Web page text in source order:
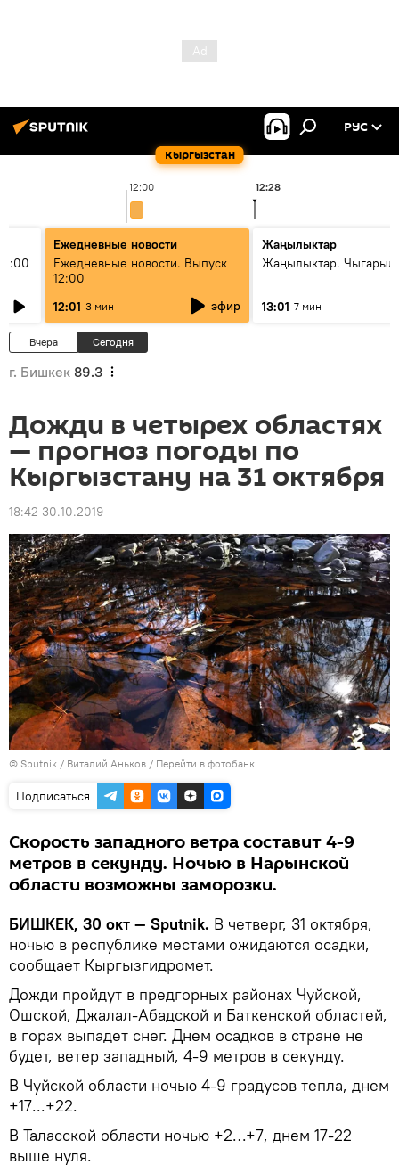
Кыргызстан
РУС
12:00 12:28
Ежедневные новости
Ежедневные новости. Выпуск
12:00
12:01 3 мин эфир
Жаңылыктар
Жаңылыктар.
13:01 7 мин
Вчера Сегодня
г. Бишкек 89.3
Дожди в четырех областях
— прогноз погоды по
Кыргызстану на 31 октября
18:42 30.10.2019
© Sputnik / Виталий Аньков / Перейти в фотобанк
Подписаться
Скорость западного ветра составит 4-9
метров в секунду. Ночью в Нарынской
области возможны заморозки.
БИШКЕК, 30 окт — Sputnik. В четверг, 31 октября,
ночью в республике местами ожидаются осадки,
сообщает Кыргызгидромет.
Дожди пройдут в предгорных районах Чуйской,
Ошской, Джалал-Абадской и Баткенской областей,
в горах выпадет снег. Днем осадков в стране не
будет, ветер западный, 4-9 метров в секунду.
В Чуйской области ночью 4-9 градусов тепла, днем
+17...+22.
В Таласской области ночью +2…+7, днем 17-22
выше нуля.